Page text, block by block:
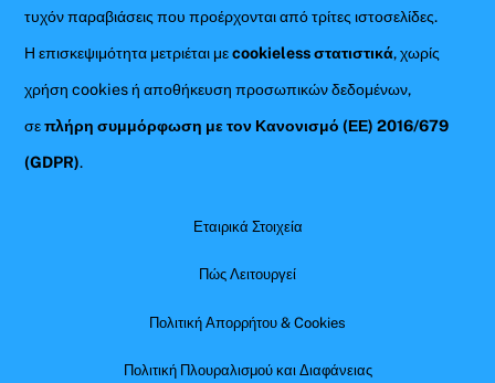
τυχόν παραβιάσεις που προέρχονται από τρίτες ιστοσελίδες.
Η επισκεψιμότητα μετριέται μεcookieless στατιστικά, χωρίς
χρήση cookies ή αποθήκευση προσωπικών δεδομένων,
σεπλήρη συμμόρφωση με τον Κανονισμό (ΕΕ) 2016/679
(GDPR).
Εταιρικά Στοιχεία
Πώς Λειτουργεί
Πολιτική Απορρήτου & Cookies
Πολιτική Πλουραλισμού και Διαφάνειας